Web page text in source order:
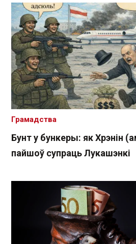
Бунт у бункеры: як Хрэнін
пайшоў супраць Лукашэнкі
Грамадства